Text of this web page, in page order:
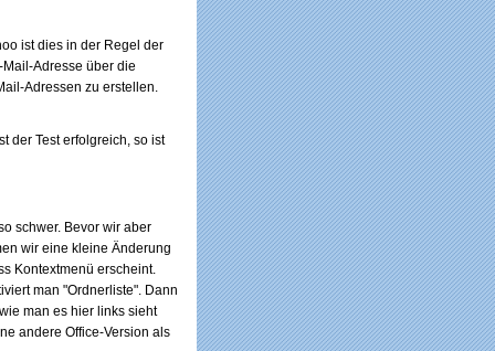
ist dies in der Regel der
Adresse über die
Adressen zu erstellen.
der Test erfolgreich, so ist
schwer. Bevor wir aber
wir eine kleine Änderung
Kontextmenü erscheint.
man "Ordnerliste". Dann
man es hier links sieht
andere Office-Version als